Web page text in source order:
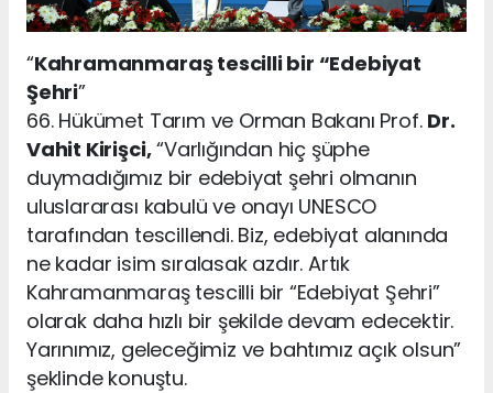
“Kahramanmaraş tescilli bir “Edebiyat
Şehri”
66. Hükümet Tarım ve Orman Bakanı Prof. Dr.
Vahit Kirişci,“Varlığından hiç şüphe
duymadığımız bir edebiyat şehri olmanın
uluslararası kabulü ve onayı UNESCO
tarafından tescillendi. Biz, edebiyat alanında
ne kadar isim sıralasak azdır. Artık
Kahramanmaraş tescilli bir “Edebiyat Şehri”
olarak daha hızlı bir şekilde devam edecektir.
Yarınımız, geleceğimiz ve bahtımız açık olsun”
şeklinde konuştu.